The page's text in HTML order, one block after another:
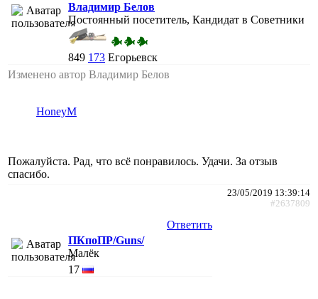
Владимир Белов
Постоянный посетитель, Кандидат в Советники
849 173 Егорьевск
Изменено автор Владимир Белов
HoneyM
Пожалуйста. Рад, что всё понравилось. Удачи. За отзыв
спасибо.
23/05/2019 13:39:14
#2637809
Ответить
ПКпоПР/Guns/
Малёк
17